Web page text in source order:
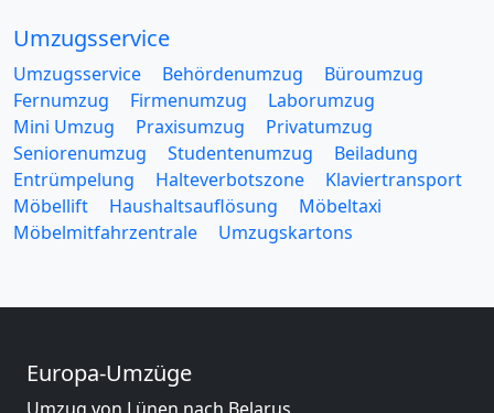
Umzugsservice
Umzugsservice Behördenumzug
Büroumzug
Fernumzug
Firmenumzug
Laborumzug
Mini Umzug
Praxisumzug
Privatumzug
Seniorenumzug
Studentenumzug
Beiladung
Entrümpelung
Halteverbotszone
Klaviertransport
Möbellift
Haushaltsauflösung
Möbeltaxi
Möbelmitfahrzentrale
Umzugskartons
Europa-Umzüge